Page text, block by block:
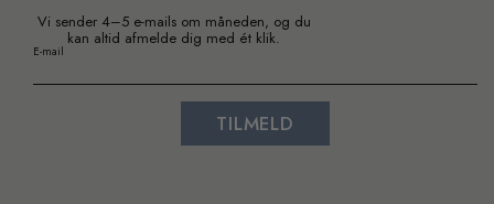
Vi sender 4–5 e-mails om måneden, og du
kan altid afmelde dig med ét klik.
E-mail